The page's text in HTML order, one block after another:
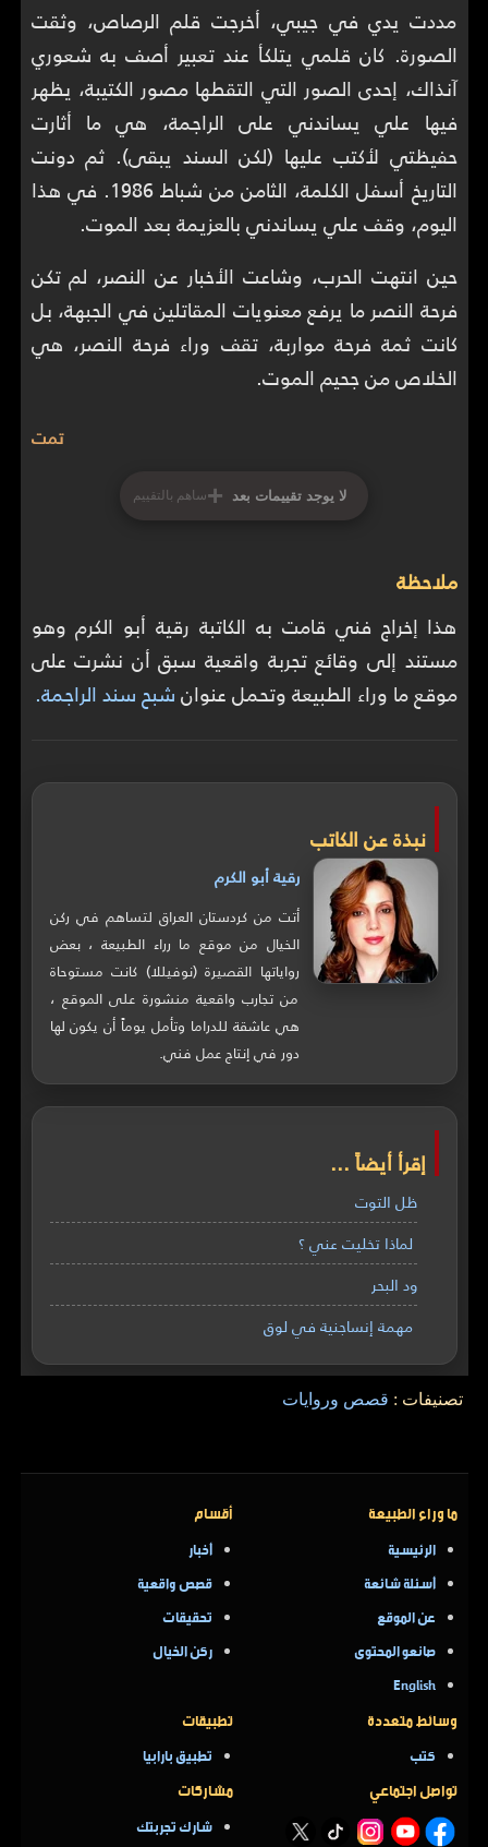
مددت يدي في جيبي، أخرجت قلم الرصاص، وثقت
الصورة. كان قلمي يتلكأ عند تعبير أصف به شعوري
آنذاك، إحدى الصور التي التقطها مصور الكتيبة، يظهر
فيها علي يساندني على الراجمة، هي ما أثارت
حفيظتي لأكتب عليها (لكن السند يبقى). ثم دونت
التاريخ أسفل الكلمة، الثامن من شباط 1986. في هذا
اليوم، وقف علي يساندني بالعزيمة بعد الموت.
حين انتهت الحرب، وشاعت الأخبار عن النصر، لم تكن
فرحة النصر ما يرفع معنويات المقاتلين في الجبهة، بل
كانت ثمة فرحة مواربة، تقف وراء فرحة النصر، هي
الخلاص من جحيم الموت.
تمت
لا يوجد تقييمات بعد +ساهم بالتقييم
ملاحظة
هذا إخراج فني قامت به الكاتبة رقية أبو الكرم وهو
مستند إلى وقائع تجربة واقعية سبق أن نشرت على
موقع ما وراء الطبيعة وتحمل عنوانشبح سند الراجمة.
نبذة عن الكاتب
رقية أبو الكرم
أتت من كردستان العراق لتساهم في ركن
الخيال من موقع ما رراء الطبيعة ، بعض
رواياتها القصيرة (نوفيللا) كانت مستوحاة
من تجارب واقعية منشورة على الموقع ،
هي عاشقة للدراما وتأمل يوماً أن يكون لها
دور في إنتاج عمل فني.
إقرأ أيضاً ...
ظل التوت
لماذا تخليت عني ؟
ود البحر
مهمة إنساجنية في لوق
تصنيفات : قصص وروايات
ما وراء الطبيعة
الرئيسية
أسئلة شائعة
عن الموقع
صانعو المحتوى
English
أقسام
أخبار
قصص واقعية
تحقيقات
ركن الخيال
وسائط متعددة
كتب
تطبيقات
تطبيق بارابيا
تواصل اجتماعي مشاركات
شارك تجربتك